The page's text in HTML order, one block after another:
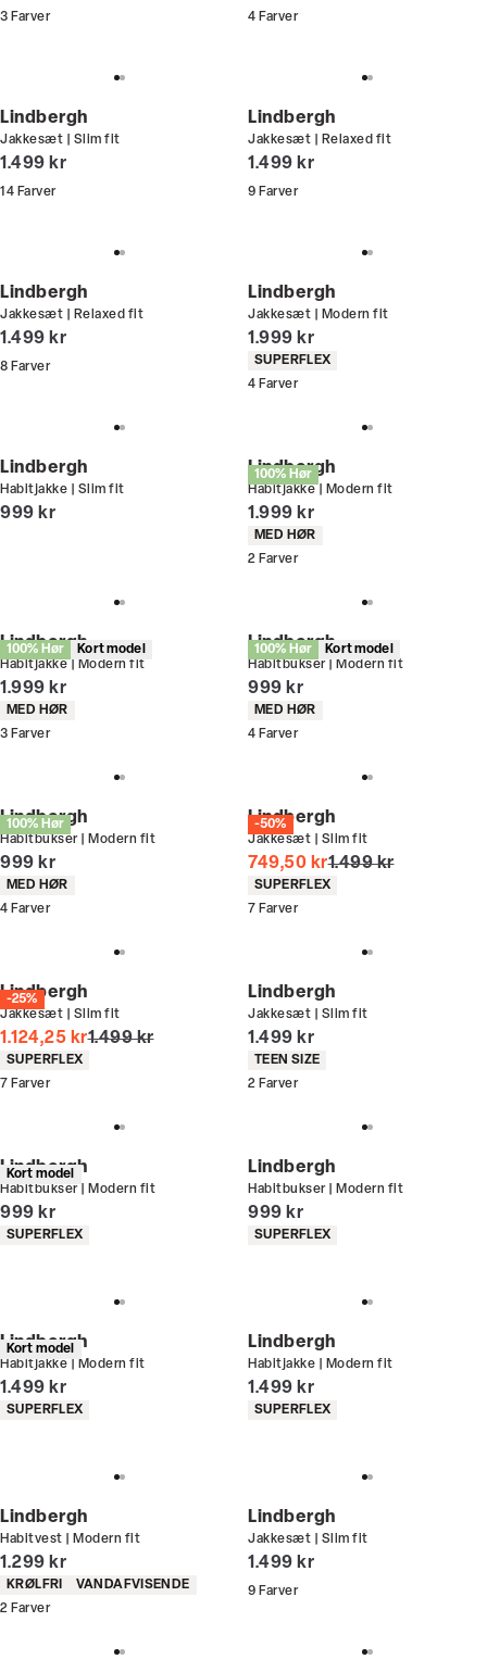
3 Farver 4 Farver
Lindbergh
Jakkesæt | Slim fit
I alt (inkl. rabat)
1.499 kr
14 Farver
Lindbergh
Jakkesæt | Relaxed fit
I alt (inkl. rabat)
1.499 kr
9 Farver
Lindbergh
Jakkesæt | Relaxed fit
I alt (inkl. rabat)
1.499 kr
8 Farver
Lindbergh
Jakkesæt | Modern fit
I alt (inkl. rabat)
1.999 kr
Produkt egenskaber
SUPERFLEX
4 Farver
Lindbergh
Habitjakke | Slim fit
I alt (inkl. rabat)
999 kr
100% Hør
Lindbergh
Habitjakke | Modern fit
I alt (inkl. rabat)
1.999 kr
Produkt egenskaber
MED HØR
2 Farver
100% Hør Kort model
Lindbergh
Habitjakke | Modern fit
I alt (inkl. rabat)
1.999 kr
Produkt egenskaber
MED HØR
3 Farver
100% Hør Kort model
Lindbergh
Habitbukser | Modern fit
I alt (inkl. rabat)
999 kr
Produkt egenskaber
MED HØR
4 Farver
100% Hør
Lindbergh
Habitbukser | Modern fit
I alt (inkl. rabat)
999 kr
Produkt egenskaber
MED HØR
4 Farver
-50%
Lindbergh
Jakkesæt | Slim fit
749,50 krI alt (uden rabat)
1.499 kr
Produkt egenskaber
SUPERFLEX
7 Farver
-25%
Lindbergh
Jakkesæt | Slim fit
1.124,25 krI alt (uden rabat)
1.499 kr
Produkt egenskaber
SUPERFLEX
7 Farver
Lindbergh
Jakkesæt | Slim fit
I alt (inkl. rabat)
1.499 kr
Produkt egenskaber
TEEN SIZE
2 Farver
Kort model
Lindbergh
Habitbukser | Modern fit
I alt (inkl. rabat)
999 kr
Produkt egenskaber
SUPERFLEX
Lindbergh
Habitbukser | Modern fit
I alt (inkl. rabat)
999 kr
Produkt egenskaber
SUPERFLEX
Kort model
Lindbergh
Habitjakke | Modern fit
I alt (inkl. rabat)
1.499 kr
Produkt egenskaber
SUPERFLEX
Lindbergh
Habitjakke | Modern fit
I alt (inkl. rabat)
1.499 kr
Produkt egenskaber
SUPERFLEX
Lindbergh
Habitvest | Modern fit
I alt (inkl. rabat)
1.299 kr
Produkt egenskaber
KRØLFRI
VANDAFVISENDE
2 Farver
Lindbergh
Jakkesæt | Slim fit
I alt (inkl. rabat)
1.499 kr
9 Farver